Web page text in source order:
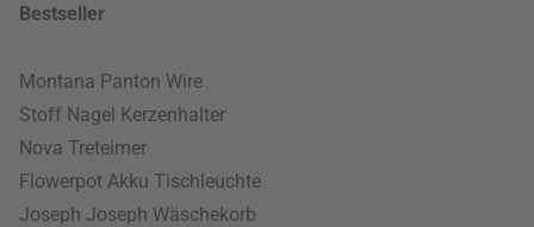
Bestseller
Montana Panton Wire
Stoff Nagel Kerzenhalter
Nova Treteimer
Flowerpot Akku Tischleuchte
Joseph Joseph Wäschekorb